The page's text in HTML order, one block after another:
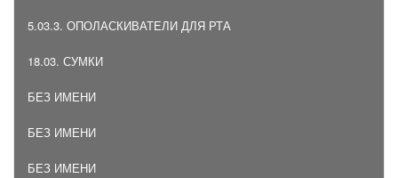
5.03.3. ОПОЛАСКИВАТЕЛИ ДЛЯ РТА
18.03. СУМКИ
БЕЗ ИМЕНИ
БЕЗ ИМЕНИ
БЕЗ ИМЕНИ